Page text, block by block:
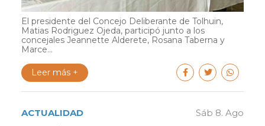
El presidente del Concejo Deliberante de Tolhuin,
Matias Rodriguez Ojeda, participó junto a los
concejales Jeannette Alderete, Rosana Taberna y
Marce...
Leer más +
ACTUALIDAD Sáb 8. Ago